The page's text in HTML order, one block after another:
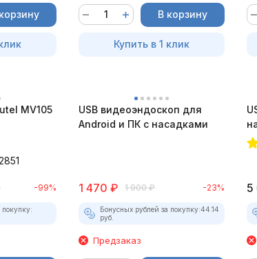
В корзину
Купить в 1 клик
MV105
-99%
покупку:
USB видеоэндоскоп для
Android и ПК с насадками
1 470 ₽ 1 900 ₽ -23%
Бонусных рублей за покупку:44.14
руб.
Предзаказ
5